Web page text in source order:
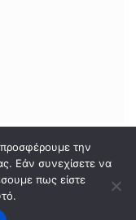
Projects
την
Εάν συνεχίσετε να
πως είστε